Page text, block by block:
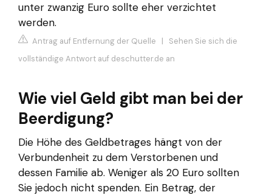
unter zwanzig Euro sollte eher verzichtet
werden.
Antrag auf Entfernung der Quelle | Sehen Sie sich die
vollständige Antwort auf deschutter.de an
Wie viel Geld gibt man bei der
Beerdigung?
Die Höhe des Geldbetrages hängt von der
Verbundenheit zu dem Verstorbenen und
dessen Familie ab. Weniger als 20 Euro sollten
Sie jedoch nicht spenden. Ein Betrag, der